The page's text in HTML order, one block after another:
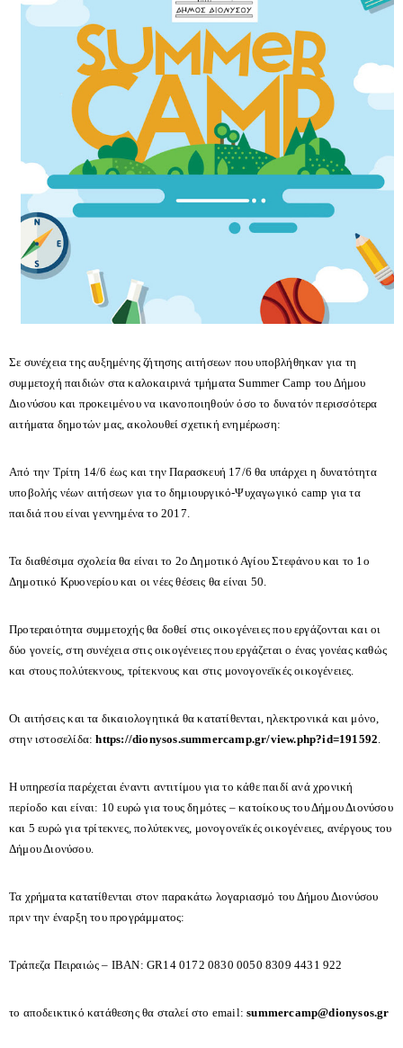
Σε συνέχεια της αυξημένης ζήτησης αιτήσεων που υποβλήθηκαν για τη
συμμετοχή παιδιών στα καλοκαιρινά τμήματα Summer Camp του Δήμου
Διονύσου και προκειμένου να ικανοποιηθούν όσο το δυνατόν περισσότερα
αιτήματα δημοτών μας, ακολουθεί σχετική ενημέρωση:
Από την Τρίτη 14/6 έως και την Παρασκευή 17/6 θα υπάρχει η δυνατότητα
υποβολής νέων αιτήσεων για το δημιουργικό-Ψυχαγωγικό camp για τα
παιδιά που είναι γεννημένα το 2017.
Τα διαθέσιμα σχολεία θα είναι το 2ο Δημοτικό Αγίου Στεφάνου και το 1ο
Δημοτικό Κρυονερίου και οι νέες θέσεις θα είναι 50.
Προτεραιότητα συμμετοχής θα δοθεί στις οικογένειες που εργάζονται και οι
δύο γονείς, στη συνέχεια στις οικογένειες που εργάζεται ο ένας γονέας καθώς
και στους πολύτεκνους, τρίτεκνους και στις μονογονεϊκές οικογένειες.
Οι αιτήσεις και τα δικαιολογητικά θα κατατίθενται, ηλεκτρονικά και μόνο,
στην ιστοσελίδα: https://dionysos.summercamp.gr/view.php?id=191592.
Η υπηρεσία παρέχεται έναντι αντιτίμου για το κάθε παιδί ανά χρονική
περίοδο και είναι: 10 ευρώ για τους δημότες – κατοίκους του Δήμου Διονύσου
και 5 ευρώ για τρίτεκνες, πολύτεκνες, μονογονεϊκές οικογένειες, ανέργους του
Δήμου Διονύσου.
Τα χρήματα κατατίθενται στον παρακάτω λογαριασμό του Δήμου Διονύσου
πριν την έναρξη του προγράμματος:
Τράπεζα Πειραιώς – IBAN: GR14 0172 0830 0050 8309 4431 922
το αποδεικτικό κατάθεσης θα σταλεί στο email: summercamp@dionysos.gr